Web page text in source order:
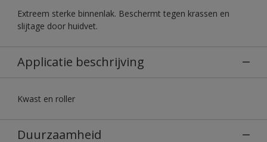
Extreem sterke binnenlak. Beschermt tegen krassen en
slijtage door huidvet.
Applicatie beschrijving
Kwast en roller
Duurzaamheid